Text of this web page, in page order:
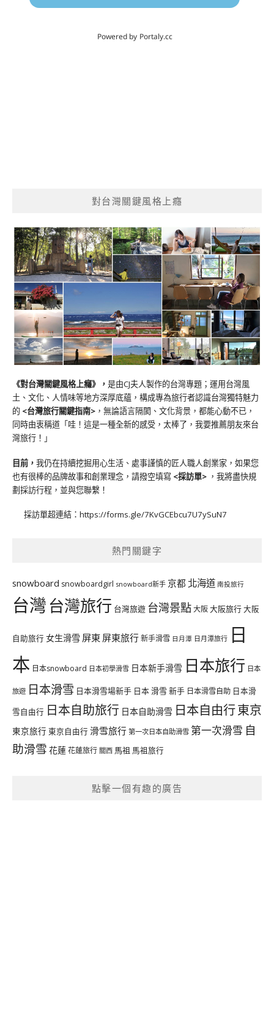
對台灣關鍵風格上癮
《對台灣關鍵風格上癮》 ， 是由CJ夫人製作的台灣專題；運用台灣風
土、文化、人情味等地方深厚底蘊，構成專為旅行者認識台灣獨特魅力
的 <台灣旅行關鍵指南> ，無論語言隔閡、文化背景，都能心動不已，
同時由衷稱道「哇！這是一種全新的感受，太棒了，我要推薦朋友來台
灣旅行！」
目前， 我仍在持續挖掘用心生活、處事謹慎的匠人職人創業家，如果您
也有很棒的品牌故事和創業理念，請撥空填寫 <採訪單> ，我將盡快規
劃採訪行程，並與您聯繫！
採訪單超連結： https://forms.gle/7KvGCEbcu7U7ySuN7
熱門關鍵字
snowboard snowboardgirl snowboard新手 京都 北海道 南投旅行
台灣台灣旅行 台灣旅遊 台灣景點大阪大阪旅行大阪
自助旅行 女生滑雪 屏東 屏東旅行新手滑雪 日月潭 日月潭旅行 日
本 日本snowboard 日本初學滑雪 日本新手滑雪 日本旅行 日本
旅遊 日本滑雪 日本滑雪場新手 日本 滑雪 新手 日本滑雪自助 日本滑
雪自由行 日本自助旅行 日本自助滑雪 日本自由行東京
東京旅行 東京自由行 滑雪旅行 第一次日本自助滑雪 第一次滑雪 自
助滑雪 花蓮花蓮旅行 關西 馬祖 馬祖旅行
點擊一個有趣的廣告